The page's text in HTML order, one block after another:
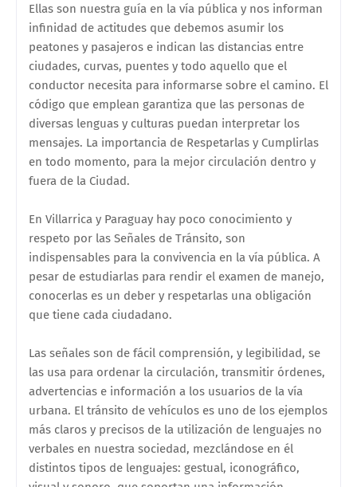
Ellas son nuestra guía en la vía pública y nos informan
infinidad de actitudes que debemos asumir los
peatones y pasajeros e indican las distancias entre
ciudades, curvas, puentes y todo aquello que el
conductor necesita para informarse sobre el camino. El
código que emplean garantiza que las personas de
diversas lenguas y culturas puedan interpretar los
mensajes. La importancia de Respetarlas y Cumplirlas
en todo momento, para la mejor circulación dentro y
fuera de la Ciudad.
En Villarrica y Paraguay hay poco conocimiento y
respeto por las Señales de Tránsito, son
indispensables para la convivencia en la vía pública. A
pesar de estudiarlas para rendir el examen de manejo,
conocerlas es un deber y respetarlas una obligación
que tiene cada ciudadano.
Las señales son de fácil comprensión, y legibilidad, se
las usa para ordenar la circulación, transmitir órdenes,
advertencias e información a los usuarios de la vía
urbana. El tránsito de vehículos es uno de los ejemplos
más claros y precisos de la utilización de lenguajes no
verbales en nuestra sociedad, mezclándose en él
distintos tipos de lenguajes: gestual, iconográfico,